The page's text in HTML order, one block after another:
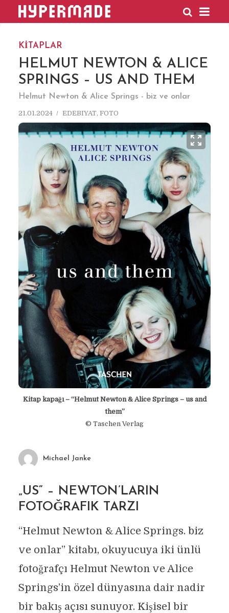
HYPERMADE
KİTAPLAR
HELMUT NEWTON & ALICE
SPRINGS – US AND THEM
Helmut Newton & Alice Springs - biz ve onlar
21.01.2024 EDEBIYAT, FOTO
Kitap kapağı – “Helmut Newton & Alice Springs – us and
them”
© Taschen Verlag
Michael Janke
„US“ – NEWTON’LARIN
FOTOĞRAFIK TARZI
“Helmut Newton & Alice Springs. biz
ve onlar” kitabı, okuyucuya iki ünlü
fotoğrafçı Helmut Newton ve Alice
Springs’in özel dünyasına dair nadir
bir bakış açısı sunuyor. Kişisel bir